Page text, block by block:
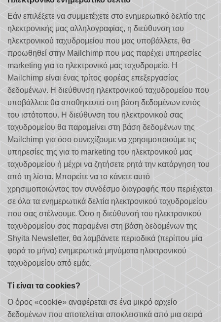
Εάν επιλέξετε να συμμετέχετε στο ενημερωτικό δελτίο της
ηλεκτρονικής μας αλληλογραφίας, η διεύθυνση του
ηλεκτρονικού ταχυδρομείου που μας υποβάλλετε, θα
προωθηθεί στην Mailchimp που μας παρέχει υπηρεσίες
marketing για το ηλεκτρονικό μας ταχυδρομείο. Η
Mailchimp είναι ένας τρίτος φορέας επεξεργασίας
δεδομένων. Η διεύθυνση ηλεκτρονικού ταχυδρομείου που
υποβάλλετε θα αποθηκευτεί στη βάση δεδομένων εντός
του ιστότοπου. Η διεύθυνση του ηλεκτρονικού σας
ταχυδρομείου θα παραμείνει στη βάση δεδομένων της
Mailchimp για όσο συνεχίζουμε να χρησιμοποιούμε τις
υπηρεσίες της για το marketing του ηλεκτρονικού μας
ταχυδρομείου ή μέχρι να ζητήσετε ρητά την κατάργηση του
από τη λίστα. Μπορείτε να το κάνετε αυτό
χρησιμοποιώντας τον συνδέσμο διαγραφής που περιέχεται
σε όλα τα ενημερωτικά δελτία ηλεκτρονικού ταχυδρομείου
που σας στέλνουμε. Όσο η διεύθυνσή του ηλεκτρονικού
ταχυδρομείου σας παραμένει στη βάση δεδομένων της
Shyita Newsletter, θα λαμβάνετε περιοδικά (περίπου μία
φορά το μήνα) ενημερωτικά μηνύματα ηλεκτρονικού
ταχυδρομείου από εμάς.
Τί είναι τα cookies?
Ο όρος «cookie» αναφέρεται σε ένα μικρό αρχείο
δεδομένων που αποτελείται αποκλειστικά από μια σειρά